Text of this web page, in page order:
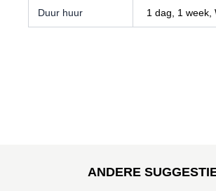
Duur huur 1 dag, 1 week,
ANDERE